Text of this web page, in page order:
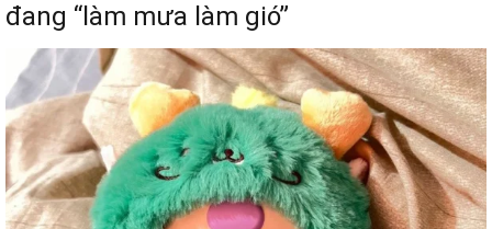
đang “làm mưa làm gió”